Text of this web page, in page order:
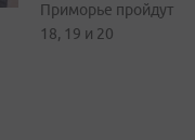
Приморье пройдут
18, 19 и 20